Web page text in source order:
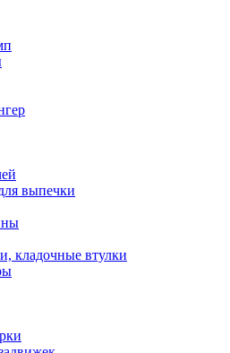
выпечки
кладочные втулки